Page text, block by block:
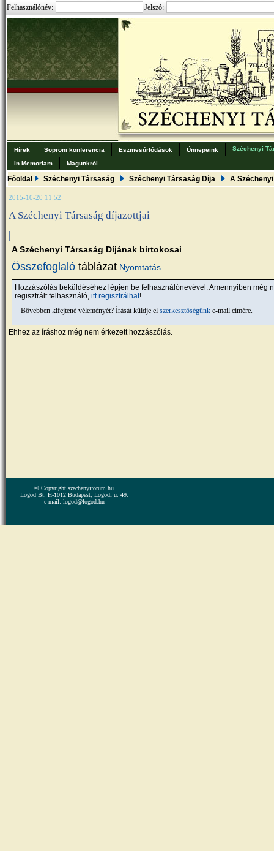
Felhasználónév: Jelszó:
Hírek Soproni konferencia Eszmesúrlódások Ünnepeink Széchenyi
In Memoriam Magunkról
Főoldal Széchenyi Társaság Széchenyi Társaság Díja A
2015-10-20 11:52
A Széchenyi Társaság díjazottjai
|
A Széchenyi Társaság Díjának birtokosai
Összefoglaló táblázat Nyomtatás
Hozzászólás beküldéséhez lépjen be felhasználónevével. Amennyiben még
regisztrált felhasználó,itt regisztrálhat!
Bővebben kifejtené véleményét? Írását küldje elszerkesztőségünk e-mail címére.
Ehhez az íráshoz még nem érkezett hozzászólás.
© Copyright szechenyiforum.hu
Logod Bt. H-1012 Budapest, Logodi u. 49.
e-mail: logod@logod.hu